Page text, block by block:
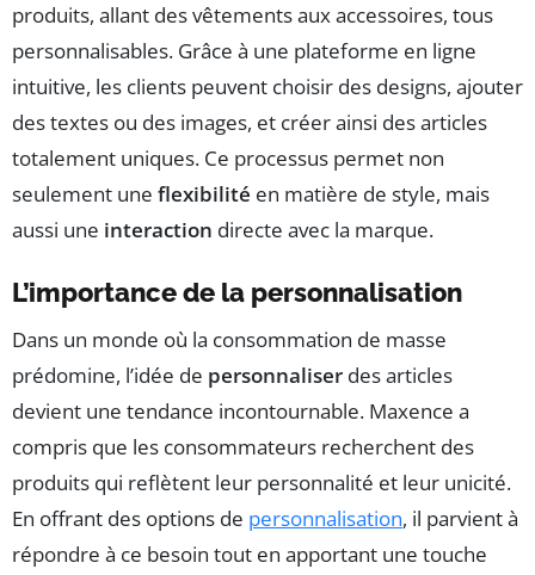
produits, allant des vêtements aux accessoires, tous
personnalisables. Grâce à une plateforme en ligne
intuitive, les clients peuvent choisir des designs, ajouter
des textes ou des images, et créer ainsi des articles
totalement uniques. Ce processus permet non
seulement une flexibilité en matière de style, mais
aussi une interaction directe avec la marque.
L’importance de la personnalisation
Dans un monde où la consommation de masse
prédomine, l’idée de personnaliser des articles
devient une tendance incontournable. Maxence a
compris que les consommateurs recherchent des
produits qui reflètent leur personnalité et leur unicité.
En offrant des options de personnalisation, il parvient à
répondre à ce besoin tout en apportant une touche